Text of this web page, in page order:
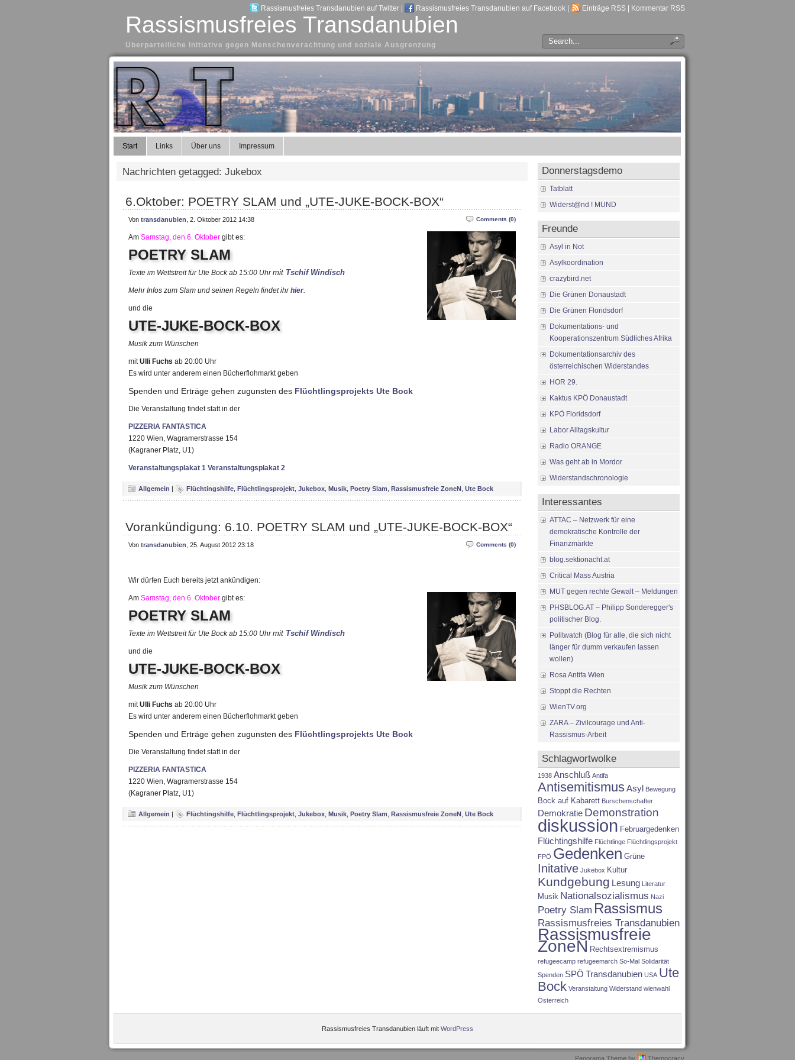
Rassismusfreies Transdanubien auf Twitter Rassismusfreies Transdanubien auf Facebook Einträge RSS Kommentar RSS
Rassismusfreies Transdanubien
Überparteiliche Initiative gegen Menschenverachtung und soziale Ausgrenzung
Start Links Über uns Impressum
Nachrichten getagged: Jukebox
6.Oktober: POETRY SLAM und „UTE-JUKE-BOCK-BOX“
Comments (0)
Von transdanubien , 2. Oktober 2012 14:38
Am Samstag, den 6. Oktober gibt es:
POETRY SLAM
Texte im Wettstreitfür Ute Bockab 15:00 Uhrmit Tschif Windisch
Mehr Infos zum Slam und seinen Regeln findet ihrhier.
und die
UTE-JUKE-BOCK-BOX
Musik zum Wünschen
mitUlli Fuchs ab 20:00 Uhr
Es wird unter anderem einen Bücherflohmarkt geben
Spenden und Erträge gehen zugunsten des Flüchtlingsprojekts Ute Bock
Die Veranstaltung findet statt in der
PIZZERIA FANTASTICA
1220 Wien, Wagramerstrasse 154
(Kagraner Platz, U1)
Veranstaltungsplakat 1 Veranstaltungsplakat 2
Allgemein | Flüchtingshilfe Flüchtlingsprojekt Jukebox Musik Poetry Slam Rassismusfreie ZoneN Ute Bock
Vorankündigung: 6.10. POETRY SLAM und „UTE-JUKE-BOCK-BOX“
Comments (0)
Von transdanubien , 25. August 2012 23:18
Wir dürfen Euch bereits jetzt ankündigen:
Am Samstag, den 6. Oktober gibt es:
POETRY SLAM
Texte im Wettstreitfür Ute Bockab 15:00 Uhrmit Tschif Windisch
und die
UTE-JUKE-BOCK-BOX
Musik zum Wünschen
mitUlli Fuchs ab 20:00 Uhr
Es wird unter anderem einen Bücherflohmarkt geben
Spenden und Erträge gehen zugunsten des Flüchtlingsprojekts Ute Bock
Die Veranstaltung findet statt in der
PIZZERIA FANTASTICA
1220 Wien, Wagramerstrasse 154
(Kagraner Platz, U1)
Allgemein | Flüchtingshilfe Flüchtlingsprojekt Jukebox Musik Poetry Slam Rassismusfreie ZoneN Ute Bock
Donnerstagsdemo
Tatblatt
Widerst@nd ! MUND
Freunde
Asyl in Not
Asylkoordination
crazybird.net
Die Grünen Donaustadt
Die Grünen Floridsdorf
Dokumentations- und
Kooperationszentrum Südliches Afrika
Dokumentationsarchiv des
österreichischen Widerstandes
HOR 29.
Kaktus KPÖ Donaustadt
KPÖ Floridsdorf
Labor Alltagskultur
Radio ORANGE
Was geht ab in Mordor
Widerstandschronologie
Interessantes
ATTAC – Netzwerk für eine
demokratische Kontrolle der
Finanzmärkte
blog.sektionacht.at
Critical Mass Austria
MUT gegen rechte Gewalt – Meldungen
PHSBLOG.AT – Philipp Sonderegger's
politischer Blog.
Politwatch (Blog für alle, die sich nicht
länger für dumm verkaufen lassen
wollen)
Rosa Antifa Wien
Stoppt die Rechten
WienTV.org
ZARA – Zivilcourage und Anti-
Rassismus-Arbeit
Schlagwortwolke
1938 Anschluß Antifa
AntisemitismusAsyl Bewegung
Bock auf Kabarett Burschenschafter
Demokratie Demonstration
diskussion Februargedenken
Flüchtingshilfe Flüchtlinge Flüchtlingsprojekt
FPÖ Gedenken Grüne
Initative Jukebox Kultur
Kundgebung Lesung Literatur
Musik Nationalsozialismus Nazi
Poetry Slam Rassismus
Rassismusfreies Transdanubien
Rassismusfreie
ZoneN Rechtsextremismus
refugeecamp refugeemarch So-Mal Solidarität
Spenden SPÖ Transdanubien USA Ute
Bock Veranstaltung Widerstand wienwahl
Österreich
Rassismusfreies Transdanubien läuft mit WordPress
Panorama Theme by Themocracy